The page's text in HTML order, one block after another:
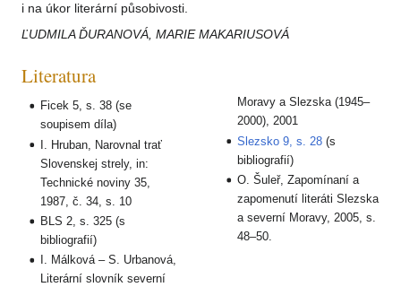
i na úkor literární působivosti.
ĽUDMILA ĎURANOVÁ, MARIE MAKARIUSOVÁ
Literatura
Ficek 5, s. 38 (se
soupisem díla)
I. Hruban, Narovnal trať
Slovenskej strely, in:
Technické noviny 35,
1987, č. 34, s. 10
BLS 2, s. 325 (s
bibliografií)
I. Málková – S. Urbanová,
Literární slovník severní
Moravy a Slezska (1945–
2000), 2001
Slezsko 9, s. 28 (s
bibliografií)
O. Šuleř, Zapomínaní a
zapomenutí literáti Slezska
a severní Moravy, 2005, s.
48–50.